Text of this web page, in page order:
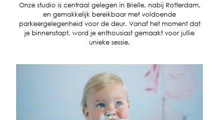
Onze studio is centraal gelegen in Brielle, nabij Rotterdam,
en gemakkelijk bereikbaar met voldoende
parkeergelegenheid voor de deur. Vanaf het moment dat
je binnenstapt, word je enthousiast gemaakt voor jullie
unieke sessie.